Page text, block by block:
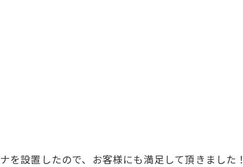
設置したので、お客様にも満足して頂きました！